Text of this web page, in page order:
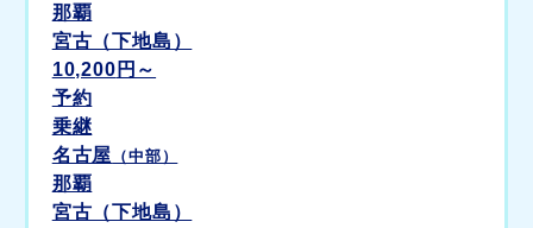
那覇
宮古（下地島）
10,200 円～
予約
乗継
名古屋 （中部）
那覇
宮古（下地島）